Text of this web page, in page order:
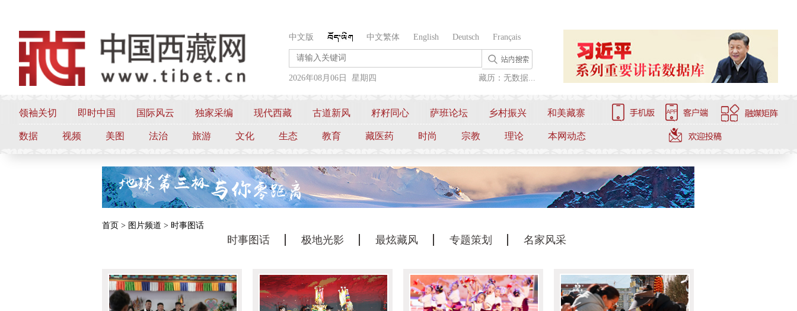
中文版 中文繁体 English Deutsch Français
2026年08月06日 星期四 藏历：无数据...
领袖关切 即时中国 国际风云 独家采编 现代西藏 古道新风 籽籽同心 萨班论坛 乡村振兴 和美藏寨
数据 视频 美图 法治 旅游 文化 生态 教育 藏医药 时尚 宗教 理论 本网动态
首页 > 图片频道 > 时事图话
时事图话 极地光影 最炫藏风 专题策划 名家风采